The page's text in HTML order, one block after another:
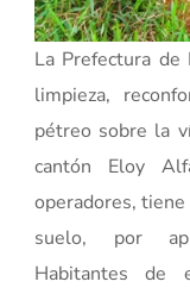
La Prefectura
limpieza,
pétreo sobre la
cantón Eloy
operadores,
suelo, por
Habitantes de